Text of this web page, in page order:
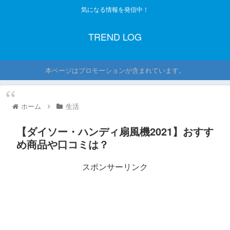
気になる情報を発信中！
TREND LOG
本ページはプロモーションが含まれています。
ホーム 生活
【ダイソー・ハンディ扇風機2021】おすす
め商品や口コミは？
スポンサーリンク